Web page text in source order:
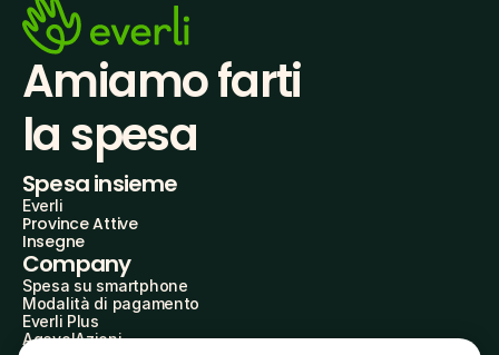
Amiamo farti
la spesa
Spesa insieme
Everli
Province Attive
Insegne
Company
Spesa su smartphone
Modalità di pagamento
Everli Plus
AgevolAzioni